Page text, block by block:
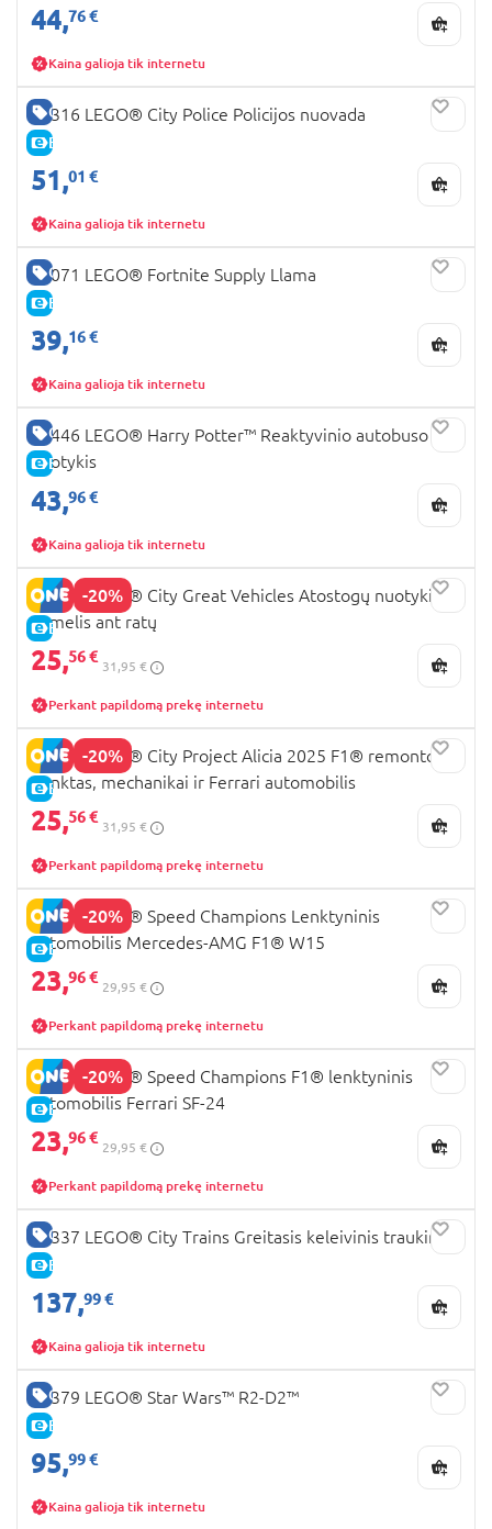
44,76 €
Kaina galioja tik internetu
GERA KAINA
E-KAINA
60316 LEGO® City Police Policijos nuovada
51,01 €
Kaina galioja tik internetu
GERA KAINA
E-KAINA
77071 LEGO® Fortnite Supply Llama
39,16 €
Kaina galioja tik internetu
GERA KAINA
E-KAINA
76446 LEGO® Harry Potter™ Reaktyvinio autobuso
nuotykis
43,96 €
Kaina galioja tik internetu
-20%
E-KAINA
60454 LEGO® City Great Vehicles Atostogų nuotykių
namelis ant ratų
25,56 €
31,95 €
Perkant papildomą prekę internetu
-20%
E-KAINA
60443 LEGO® City Project Alicia 2025 F1® remonto
punktas, mechanikai ir Ferrari automobilis
25,56 €
31,95 €
Perkant papildomą prekę internetu
-20%
E-KAINA
77244 LEGO® Speed Champions Lenktyninis
automobilis Mercedes-AMG F1® W15
23,96 €
29,95 €
Perkant papildomą prekę internetu
-20%
E-KAINA
77242 LEGO® Speed Champions F1® lenktyninis
automobilis Ferrari SF-24
23,96 €
29,95 €
Perkant papildomą prekę internetu
GERA KAINA
E-KAINA
60337 LEGO® City Trains Greitasis keleivinis traukinys
137,99 €
Kaina galioja tik internetu
GERA KAINA
E-KAINA
75379 LEGO® Star Wars™ R2-D2™
95,99 €
Kaina galioja tik internetu